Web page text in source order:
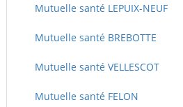
Mutuelle santé LEPUIX-NEUF
Mutuelle santé BREBOTTE
Mutuelle santé VELLESCOT
Mutuelle santé FELON